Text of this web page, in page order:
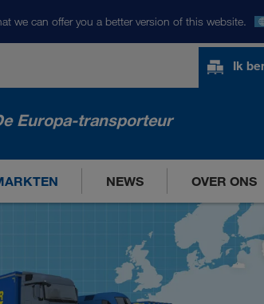
we can offer you a better version of this website.
Ik
Europa-transporteur
NEWS OVER ONS